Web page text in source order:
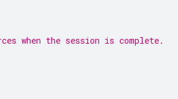
when the session is complete.